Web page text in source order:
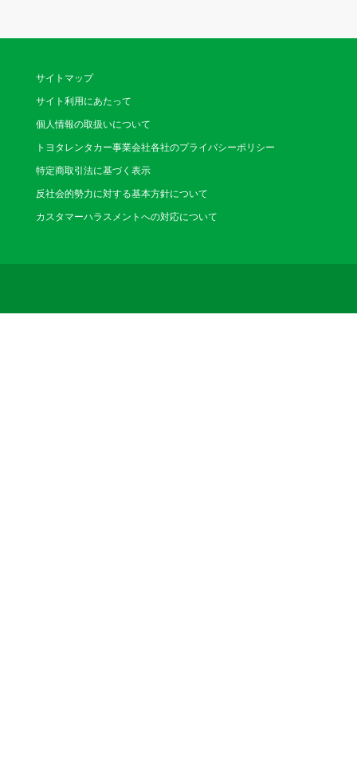
サイトマップ
サイト利用にあたって
個人情報の取扱いについて
トヨタレンタカー事業会社各社のプライバシーポリシー
特定商取引法に基づく表示
反社会的勢力に対する基本方針について
カスタマーハラスメントへの対応について